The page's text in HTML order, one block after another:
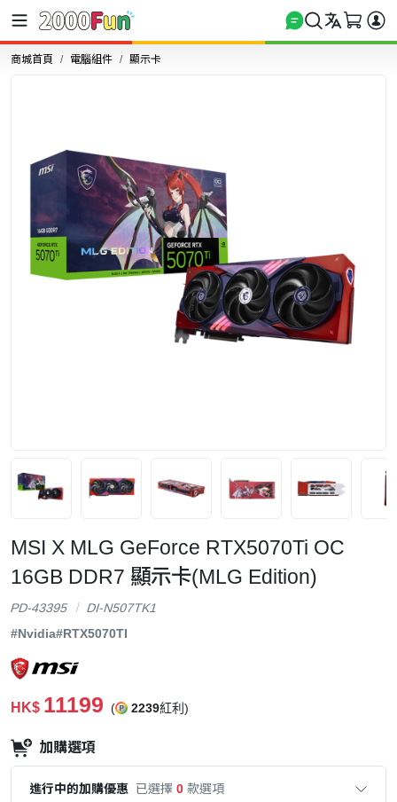
商城首頁 電腦組件 顯示卡
MSI X MLG GeForce RTX5070Ti OC
16GB DDR7 顯示卡(MLG Edition)
PD-43395
DI-N507TK1
#Nvidia#RTX5070TI
HK$ 11199 ( 2239紅利)
加購選項
進行中的加購優惠 已選擇 0 款選項